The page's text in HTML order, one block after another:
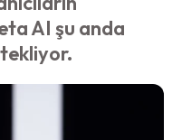
AI şu anda